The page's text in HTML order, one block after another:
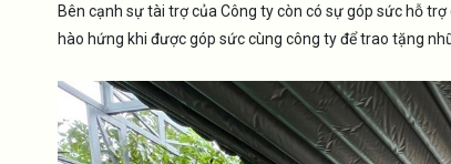
Bên cạnh sự tài trợ của Công ty còn có sự góp sức hỗ
hào hứng khi được góp sức cùng công ty để trao tặng